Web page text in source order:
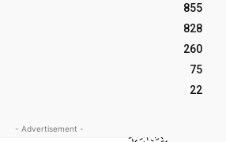
855
828
260
75
22
- Advertisement -